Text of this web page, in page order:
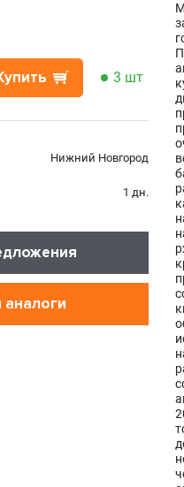
3 шт
Нижний Новгород
1 дн.
аналоги